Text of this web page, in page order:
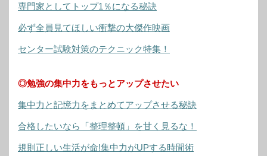
専門家としてトップ1％になる秘訣
必ず全員見てほしい衝撃の大傑作映画
センター試験対策のテクニック特集！
◎勉強の集中力をもっとアップさせたい
集中力と記憶力をまとめてアップさせる秘訣
合格したいなら「整理整頓」を甘く見るな！
規則正しい生活が命!集中力がUPする時間術